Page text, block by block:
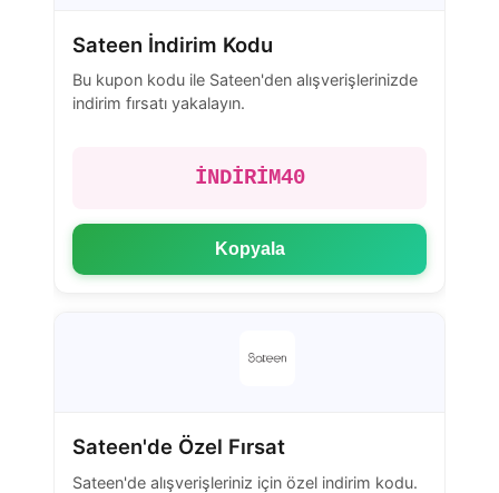
Sateen İndirim Kodu
Bu kupon kodu ile Sateen'den alışverişlerinizde
indirim fırsatı yakalayın.
İNDİRİM40
Kopyala
Sateen'de Özel Fırsat
Sateen'de alışverişleriniz için özel indirim kodu.